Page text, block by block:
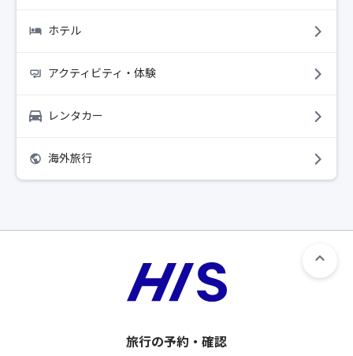
ホテル
アクティビティ・体験
レンタカー
海外旅行
旅行の予約・確認